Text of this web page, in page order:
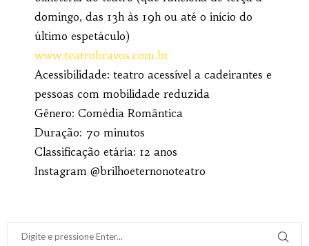
domingo, das 13h às 19h ou até o início do
último espetáculo)
www.teatrobravos.com.br
Acessibilidade: teatro acessível a cadeirantes e
pessoas com mobilidade reduzida
Gênero: Comédia Romântica
Duração: 70 minutos
Classificação etária: 12 anos
Instagram @brilhoeternonoteatro